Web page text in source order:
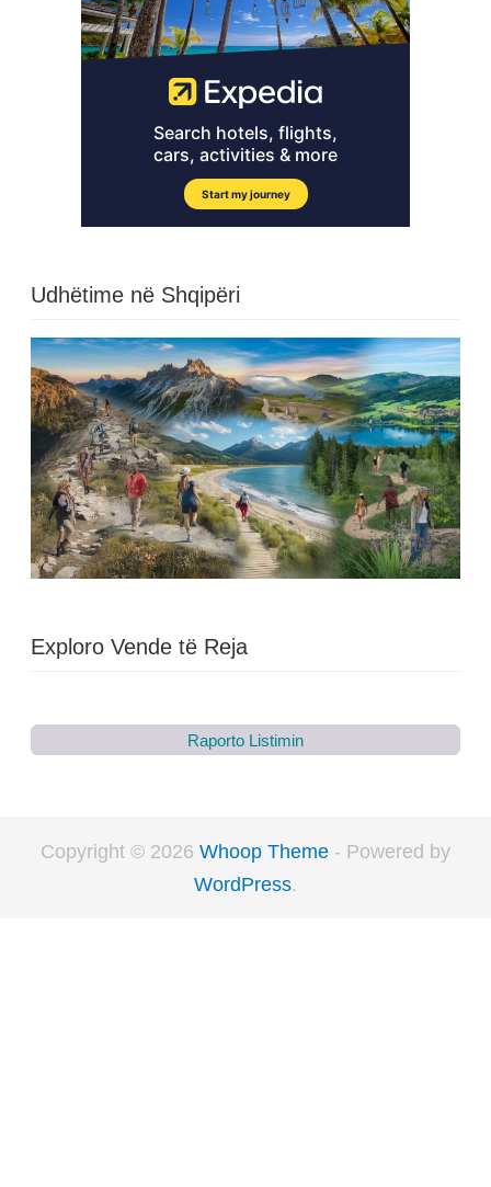
Udhëtime në Shqipëri
Exploro Vende të Reja
Raporto Listimin
Copyright © 2026 Whoop Theme - Powered by
WordPress.